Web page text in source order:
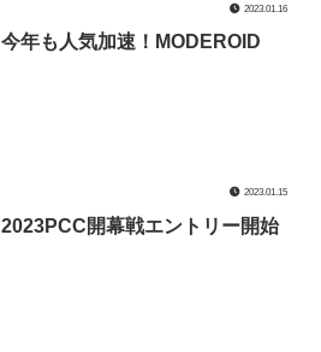
2023.01.16
今年も人気加速！MODEROID
2023.01.15
2023PCC開幕戦エントリー開始